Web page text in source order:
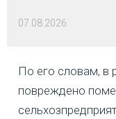
07.08.2026
По его словам, в
повреждено